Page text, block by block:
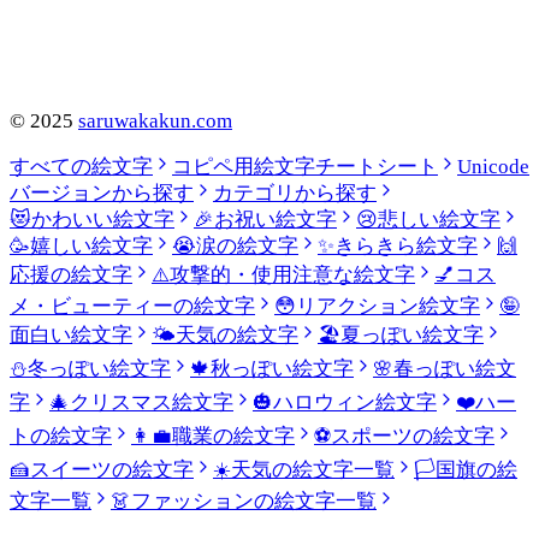
© 2025 saruwakakun.com
すべての絵文字
コピペ用絵文字チートシート
Unicode
バージョンから探す
カテゴリから探す
😻かわいい絵文字 🎉お祝い絵文字 😢悲しい絵文字
🥳嬉しい絵文字 😭涙の絵文字 ✨きらきら絵文字
🙌
応援の絵文字
⚠️攻撃的・使用注意な絵文字 💅 コス
メ・ビューティーの絵文字
😳 リアクション絵文字
🤪
面白い絵文字
🌤️天気の絵文字 🏖️夏っぽい絵文字
⛄冬っぽい絵文字 🍁秋っぽい絵文字 🌸春っぽい絵文
字
🎄 クリスマス絵文字 🎃ハロウィン絵文字 ❤️ハー
トの絵文字
👩‍💼職業の絵文字 ⚽スポーツの絵文字
🍰スイーツの絵文字 ☀️天気の絵文字一覧 🏳️国旗の絵
文字一覧
👗ファッションの絵文字一覧